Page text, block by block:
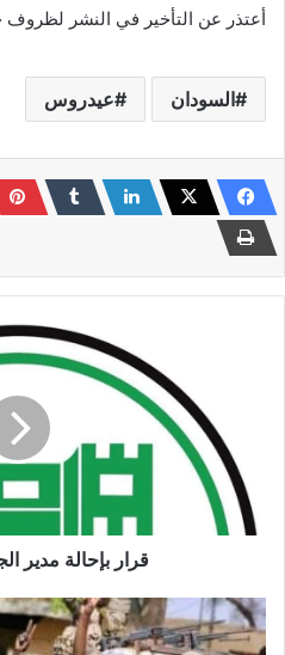
أعتذر عن التأخير في النشر
السودان عيدروس
للمعاش
قرار بإحالة مدير
القوات
المشتركة